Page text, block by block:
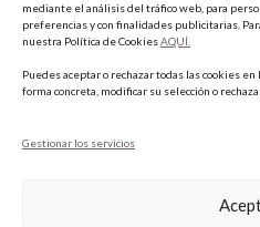
mediante el análisis del tráfico web, para
preferencias y con finalidades publicitarias.
nuestra Política de CookiesAQUÍ.
Puedes aceptar o rechazar todas las cookies
forma concreta, modificar su selección o
Gestionar los servicios
SÍGUENOS
INSTAGRAM
PINTEREST